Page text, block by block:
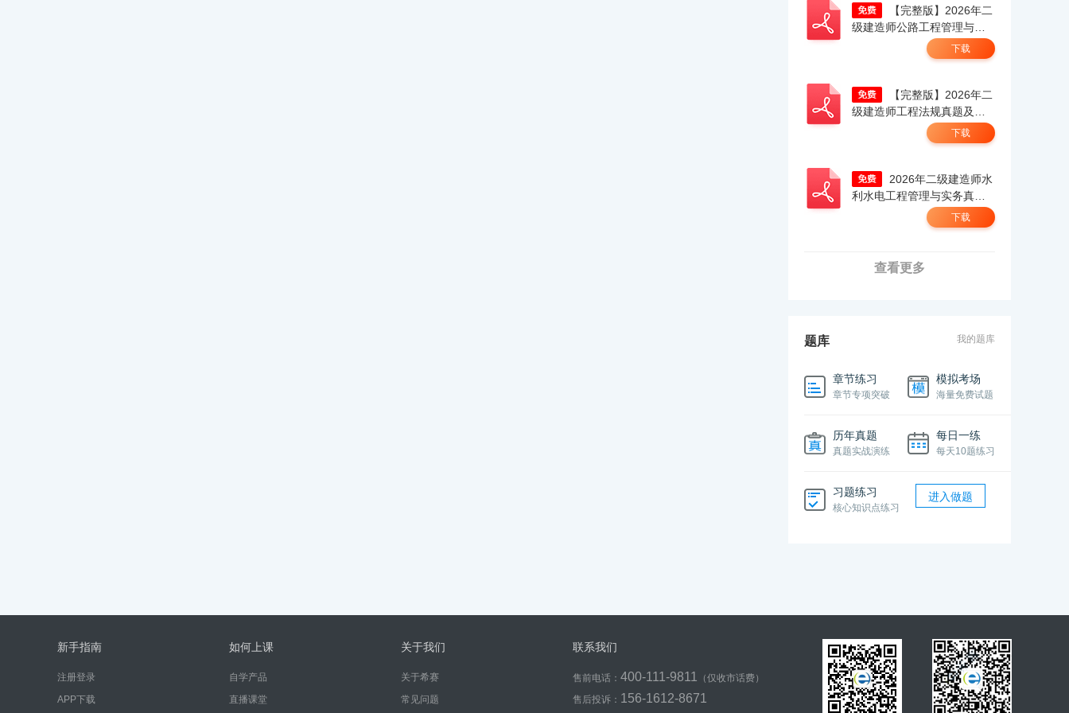
级建造师公路工程管理与实
务真题解析（考生回忆
下载
级建造师工程法规真题及答
案解析（5.30）（考生回忆
下载
利水电工程管理与实务真题
答案及解析（考生回忆
下载
查看更多
题库 我的题库
章节练习
章节专项突破
模拟考场
海量免费试题
历年真题
真题实战演练
每日一练
每天10题练习
习题练习
核心知识点练习
进入做题
新手指南
注册登录
APP下载
如何上课
自学产品
直播课堂
关于我们
关于希赛
常见问题
联系我们
售前电话： 400-111-9811
（仅收市话费）
售后投诉： 156-1612-8671